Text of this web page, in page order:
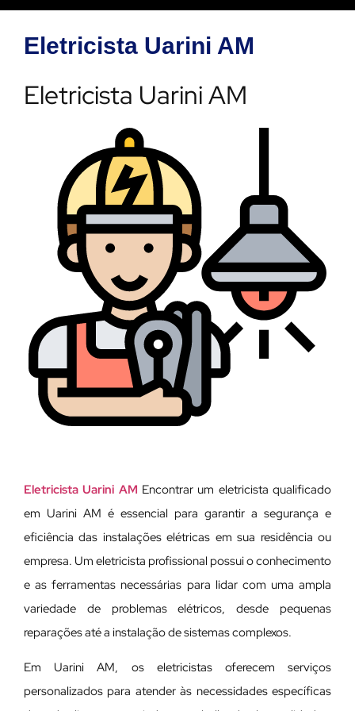
Eletricista Uarini AM
Eletricista Uarini AM
Eletricista Uarini AM Encontrar um eletricista qualificado
em Uarini AM é essencial para garantir a segurança e
eficiência das instalações elétricas em sua residência ou
empresa. Um eletricista profissional possui o conhecimento
e as ferramentas necessárias para lidar com uma ampla
variedade de problemas elétricos, desde pequenas
reparações até a instalação de sistemas complexos.
Em Uarini AM, os eletricistas oferecem serviços
personalizados para atender às necessidades específicas